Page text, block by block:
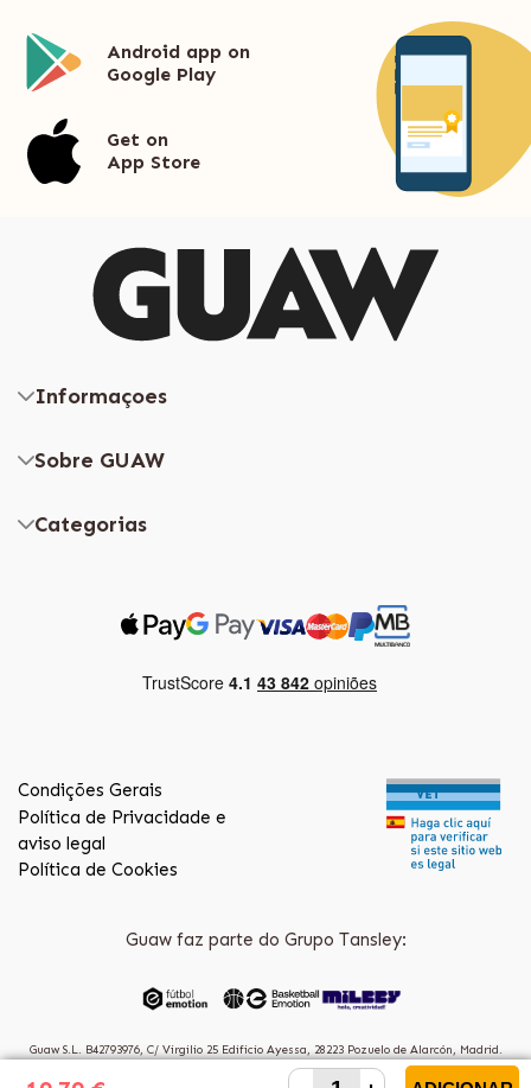
Android app on
Google Play
Get on
App Store
Informaçoes
Sobre GUAW
Categorias
Condições Gerais
Política de Privacidade e
aviso legal
Política de Cookies
Guaw faz parte do Grupo Tansley:
Guaw S.L. B42793976, C/ Virgilio 25 Edificio Ayessa, 28223 Pozuelo de Alarcón, Madrid.